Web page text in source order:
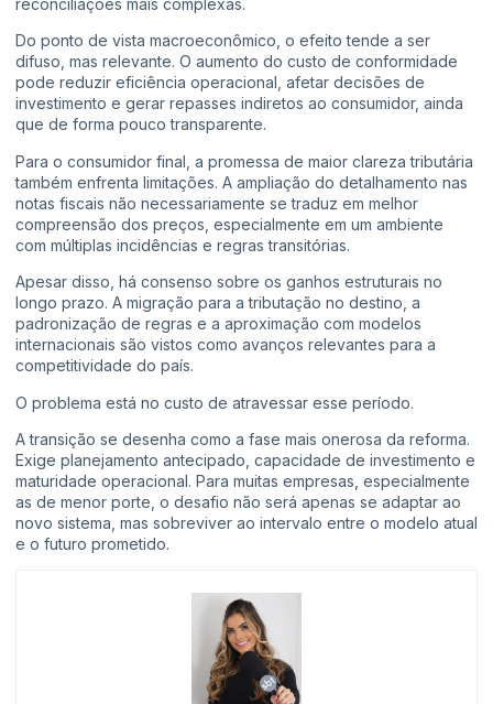
reconciliações mais complexas.
Do ponto de vista macroeconômico, o efeito tende a ser
difuso, mas relevante. O aumento do custo de conformidade
pode reduzir eficiência operacional, afetar decisões de
investimento e gerar repasses indiretos ao consumidor, ainda
que de forma pouco transparente.
Para o consumidor final, a promessa de maior clareza tributária
também enfrenta limitações. A ampliação do detalhamento nas
notas fiscais não necessariamente se traduz em melhor
compreensão dos preços, especialmente em um ambiente
com múltiplas incidências e regras transitórias.
Apesar disso, há consenso sobre os ganhos estruturais no
longo prazo. A migração para a tributação no destino, a
padronização de regras e a aproximação com modelos
internacionais são vistos como avanços relevantes para a
competitividade do país.
O problema está no custo de atravessar esse período.
A transição se desenha como a fase mais onerosa da reforma.
Exige planejamento antecipado, capacidade de investimento e
maturidade operacional. Para muitas empresas, especialmente
as de menor porte, o desafio não será apenas se adaptar ao
novo sistema, mas sobreviver ao intervalo entre o modelo atual
e o futuro prometido.